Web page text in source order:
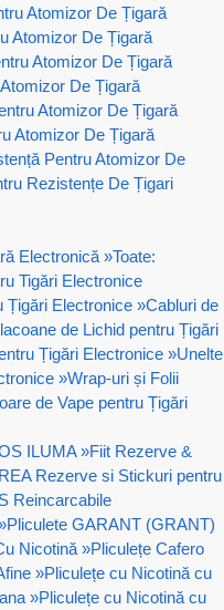
Atomizor De Țigară
Atomizor De Țigară
Atomizor De Țigară
De Țigară
Atomizor De Țigară
Atomizor De Țigară
Pentru Atomizor De
Rezistențe De Țigari
Electronică »Toate:
Tigări Electronice
Țigări Electronice »Cabluri de
de Lichid pentru Țigări
Țigări Electronice »Unelte
»Wrap-uri și Folii
de Vape pentru Țigări
ILUMA »Fiit Rezerve &
Rezerve si Stickuri pentru
Reincarcabile
Pliculete GARANT (GRANT)
Nicotină »Pliculețe Cafero
»Pliculețe cu Nicotină cu
»Pliculețe cu Nicotină cu